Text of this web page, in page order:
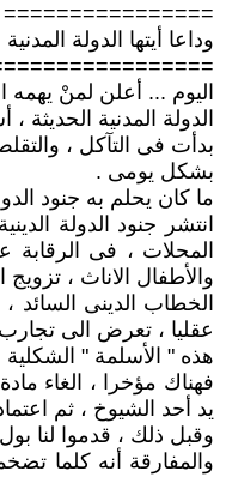
================
وداعا أيتها الدولة
اليوم ... أعلن لمنْ يهمه
الدولة المدنية الحديثة ، أسسها محمد
بدأت فى التآكل ،
بشكل يومى .
ما كان يحلم به جنود
انتشر جنود الدولة
المحلات ، فى الرقابة
والأطفال الاناث ،
الخطاب الدينى السائد
عقليا ، تعرض الى
هذه " الأسلمة "
فهناك مؤخرا ، الغاء
يد أحد الشيوخ ، ثم
وقبل ذلك ، قدموا لنا
والمفارقة أنه كلما